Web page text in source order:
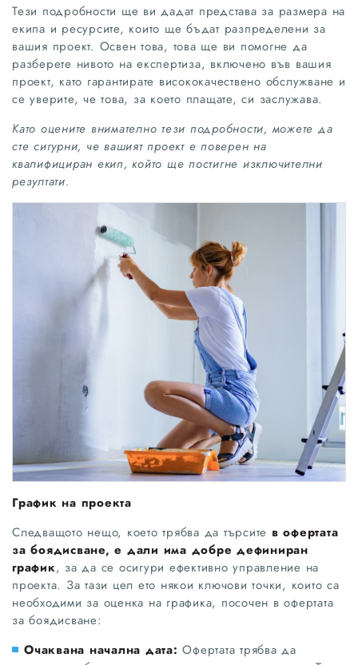
Тези подробности ще ви дадат представа за размера на
екипа и ресурсите, които ще бъдат разпределени за
вашия проект. Освен това, това ще ви помогне да
разберете нивото на експертиза, включено във вашия
проект, като гарантирате висококачествено обслужване и
се уверите, че това, за което плащате, си заслужава.
Като оцените внимателно тези подробности, можете да
сте сигурни, че вашият проект е поверен на
квалифициран екип, който ще постигне изключителни
резултати.
График на проекта
Следващото нещо, което трябва да търсите в офертата
за боядисване, е дали има добре дефиниран
график, за да се осигури ефективно управление на
проекта. За тази цел ето някои ключови точки, които са
необходими за оценка на графика, посочен в офертата
за боядисване:
Очаквана начална дата: Офертата трябва да